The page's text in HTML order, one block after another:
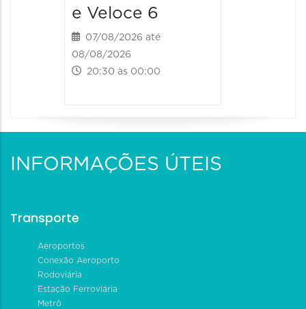
e Veloce 6
07/08/2026 até
08/08/2026
20:30 às 00:00
INFORMAÇÕES ÚTEIS
Transporte
Aeroportos
Conexão Aeroporto
Rodoviária
Estação Ferroviária
Metrô